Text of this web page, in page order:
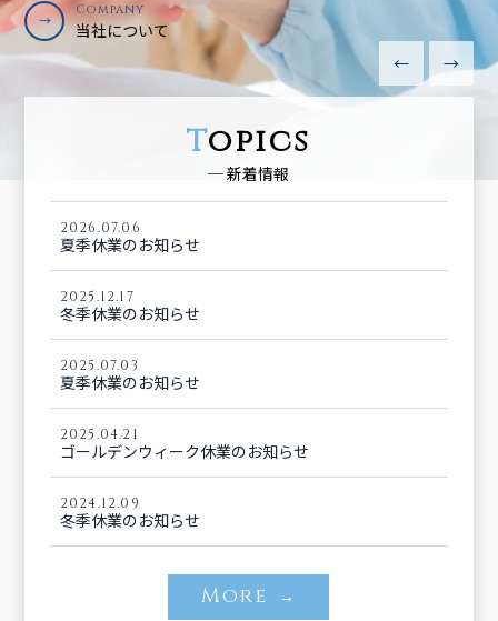
→
Company
当社について
Company
当社について
←
→
2026.07.06
夏季休業のお知らせ
2025.12.17
冬季休業のお知らせ
2025.07.03
夏季休業のお知らせ
2025.04.21
ゴールデンウィーク休業のお知らせ
Topics
─ 新着情報
2026.07.06
夏季休業のお知らせ
2025.12.17
冬季休業のお知らせ
2025.07.03
夏季休業のお知らせ
2025.04.21
ゴールデンウィーク休業のお知らせ
2024.12.09
冬季休業のお知らせ
More →